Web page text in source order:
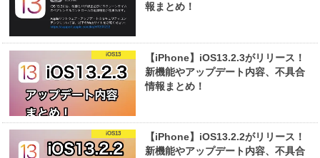
報まとめ！
iOS13
【iPhone】iOS13.2.3がリリース！
新機能やアップデート内容、不具合
情報まとめ！
iOS13
【iPhone】iOS13.2.2がリリース！
新機能やアップデート内容、不具合